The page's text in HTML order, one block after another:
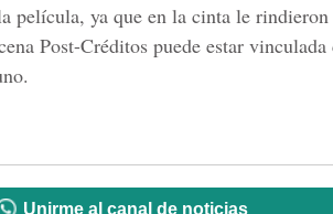
película, ya que en la cinta le
Post-Créditos puede estar
Unirme al canal de noticias